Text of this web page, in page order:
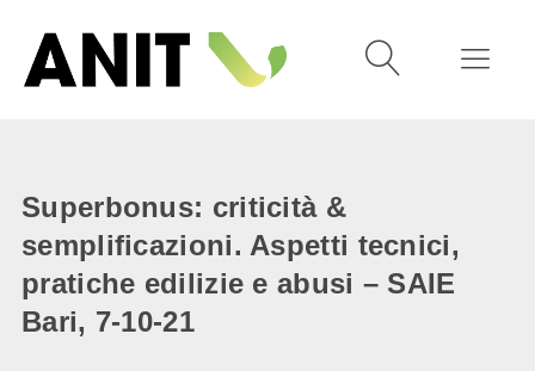
Superbonus: criticità &
semplificazioni. Aspetti tecnici,
pratiche edilizie e abusi – SAIE
Bari, 7-10-21